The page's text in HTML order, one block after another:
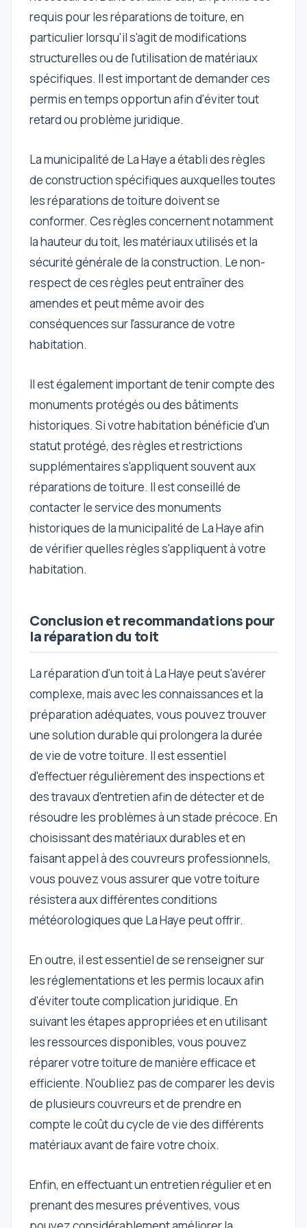
requis pour les réparations de toiture, en
particulier lorsqu'il s'agit de modifications
structurelles ou de l'utilisation de matériaux
spécifiques. Il est important de demander ces
permis en temps opportun afin d'éviter tout
retard ou problème juridique.
La municipalité de La Haye a établi des règles
de construction spécifiques auxquelles toutes
les réparations de toiture doivent se
conformer. Ces règles concernent notamment
la hauteur du toit, les matériaux utilisés et la
sécurité générale de la construction. Le non-
respect de ces règles peut entraîner des
amendes et peut même avoir des
conséquences sur l'assurance de votre
habitation.
Il est également important de tenir compte des
monuments protégés ou des bâtiments
historiques. Si votre habitation bénéficie d'un
statut protégé, des règles et restrictions
supplémentaires s'appliquent souvent aux
réparations de toiture. Il est conseillé de
contacter le service des monuments
historiques de la municipalité de La Haye afin
de vérifier quelles règles s'appliquent à votre
habitation.
Conclusion et recommandations pour
la réparation du toit
La réparation d'un toit à La Haye peut s'avérer
complexe, mais avec les connaissances et la
préparation adéquates, vous pouvez trouver
une solution durable qui prolongera la durée
de vie de votre toiture. Il est essentiel
d'effectuer régulièrement des inspections et
des travaux d'entretien afin de détecter et de
résoudre les problèmes à un stade précoce. En
choisissant des matériaux durables et en
faisant appel à des couvreurs professionnels,
vous pouvez vous assurer que votre toiture
résistera aux différentes conditions
météorologiques que La Haye peut offrir.
En outre, il est essentiel de se renseigner sur
les réglementations et les permis locaux afin
d'éviter toute complication juridique. En
suivant les étapes appropriées et en utilisant
les ressources disponibles, vous pouvez
réparer votre toiture de manière efficace et
efficiente. N'oubliez pas de comparer les devis
de plusieurs couvreurs et de prendre en
compte le coût du cycle de vie des différents
matériaux avant de faire votre choix.
Enfin, en effectuant un entretien régulier et en
prenant des mesures préventives, vous